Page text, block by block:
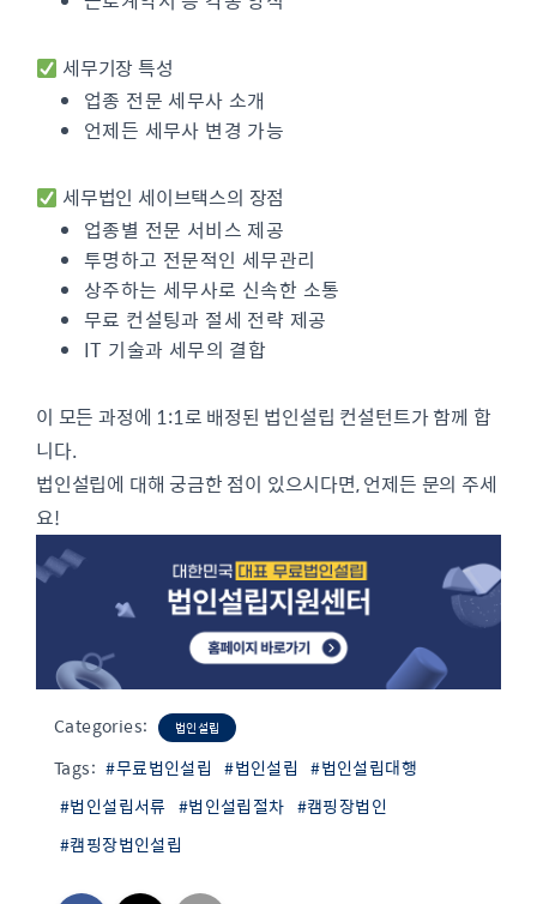
세무기장 특성
업종 전문 세무사 소개
언제든 세무사 변경 가능
세무법인 세이브택스의 장점
업종별 전문 서비스 제공
투명하고 전문적인 세무관리
상주하는 세무사로 신속한 소통
무료 컨설팅과 절세 전략 제공
IT 기술과 세무의 결합
이 모든 과정에 1:1로 배정된 법인설립 컨설턴트가 함께 합
니다.
법인설립에 대해 궁금한 점이 있으시다면, 언제든 문의 주세
요!
Categories: 법인설립
Tags: #무료법인설립 #법인설립 #법인설립대행
#법인설립서류 #법인설립절차 #캠핑장법인
#캠핑장법인설립